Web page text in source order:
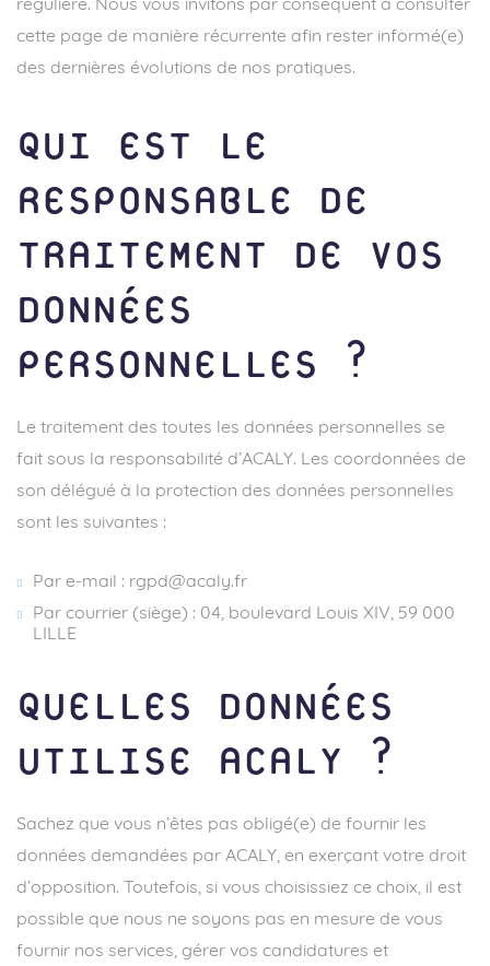
régulière. Nous vous invitons par conséquent à consulter
cette page de manière récurrente afin rester informé(e)
des dernières évolutions de nos pratiques.
QUI EST LE
RESPONSABLE DE
TRAITEMENT DE VOS
DONNÉES
PERSONNELLES ?
Le traitement des toutes les données personnelles se
fait sous la responsabilité d’ACALY. Les coordonnées de
son délégué à la protection des données personnelles
sont les suivantes :
Par e-mail : rgpd@acaly.fr
Par courrier (siège) : 04, boulevard Louis XIV, 59 000
LILLE
QUELLES DONNÉES
UTILISE ACALY ?
Sachez que vous n’êtes pas obligé(e) de fournir les
données demandées par ACALY, en exerçant votre droit
d’opposition. Toutefois, si vous choisissiez ce choix, il est
possible que nous ne soyons pas en mesure de vous
fournir nos services, gérer vos candidatures et